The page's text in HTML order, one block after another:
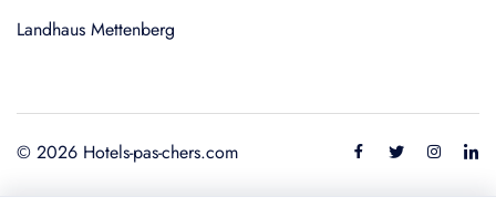
Landhaus Mettenberg
© 2026 Hotels-pas-chers.com